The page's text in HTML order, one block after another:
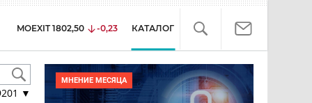
MOEXIT 1802,50 -0,23 КАТАЛОГ
▼
МНЕНИЕ МЕСЯЦА